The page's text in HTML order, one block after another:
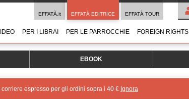
EFFATÀ.it EFFATÀ EDITRICE EFFATÀ TOUR
PER I LIBRAI PER LE PARROCCHIE FOREIGN RIGHTS
EBOOK
corriere espresso per gli ordini sopra i 40 € Ignora